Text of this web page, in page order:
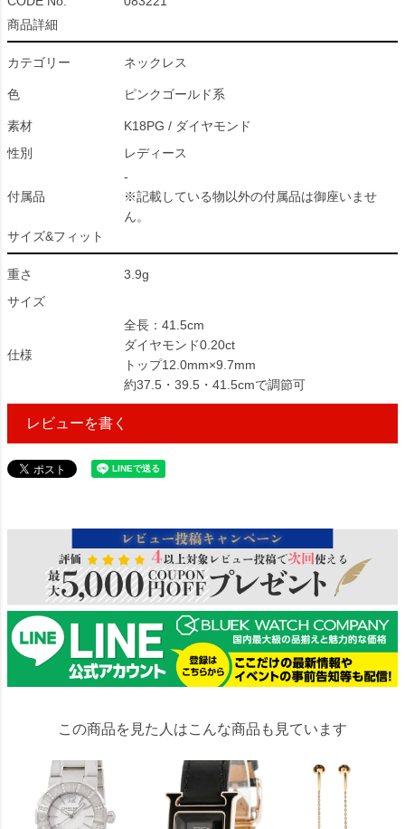
商品詳細
カテゴリー ネックレス
色 ピンクゴールド系
素材
K18PG / ダイヤモンド
性別
レディース
付属品
-
※記載している物以外の付属品は御座いませ
ん。
サイズ&フィット
重さ
3.9g
サイズ
仕様
全長：41.5cm
ダイヤモンド0.20ct
トップ12.0mm×9.7mm
約37.5・39.5・41.5cmで調節可
レビューを書く
この商品を見た人はこんな商品も見ています